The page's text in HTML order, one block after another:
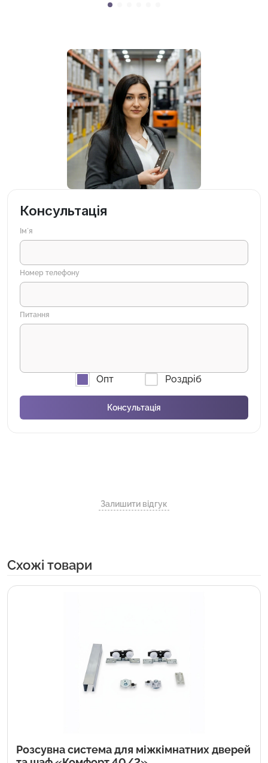
Консультація
Імʼя
Номер телефону
Питання
Опт Роздріб
Залишити відгук
Cхожі товари
Розсувна система для міжкімнатних дверей